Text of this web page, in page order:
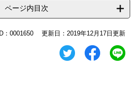
ページ内目次
：0001650 更新日：2019年12月17日更新